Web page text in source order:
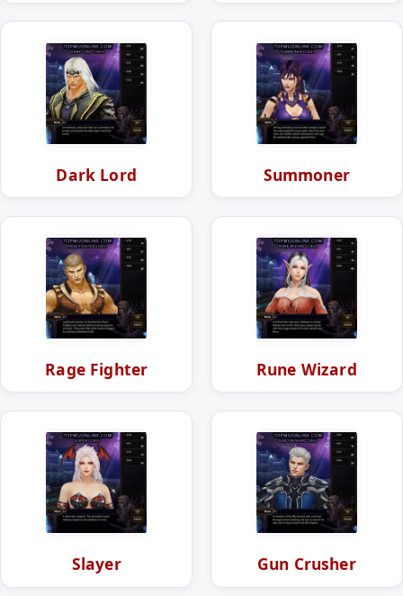
Dark Lord Summoner
Rage Fighter Rune Wizard
Slayer Gun Crusher